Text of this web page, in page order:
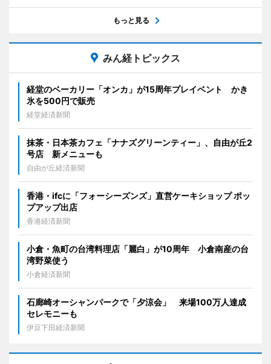
もっと見る
みん経トピックス
経堂のベーカリー「オンカ」が15周年プレイベント かき
氷を500円で販売
経堂経済新聞
抹茶・日本茶カフェ「ナナズグリーンティー」、自由が丘2
号店 新メニューも
自由が丘経済新聞
香港・ifcに「フォーシーズンズ」直営ケーキショップ ポッ
プアップ出店
香港経済新聞
小倉・魚町の台湾料理店「麗白」が10周年 小倉南産の台
湾野菜使う
小倉経済新聞
石廊崎オーシャンパークで「夕涼会」 来場100万人達成
セレモニーも
伊豆下田経済新聞